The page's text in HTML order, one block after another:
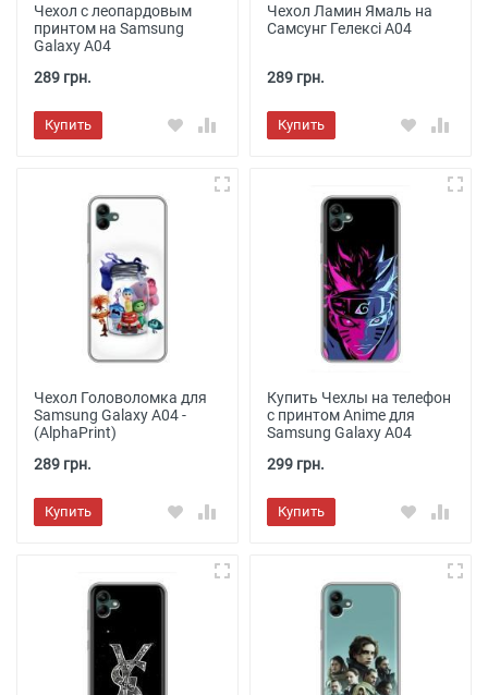
Чехол с леопардовым
принтом на Samsung
Galaxy A04
289 грн.
Купить
Чехол Ламин Ямаль на
Самсунг Гелексі А04
289 грн.
Купить
Чехол Головоломка для
Samsung Galaxy A04 -
(AlphaPrint)
289 грн.
Купить
Купить Чехлы на телефон
с принтом Anime для
Samsung Galaxy A04
299 грн.
Купить